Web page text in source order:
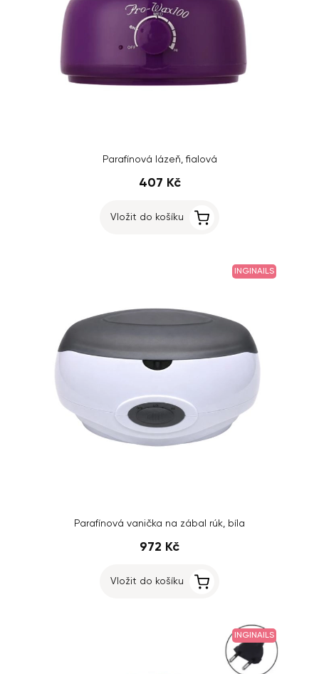
Parafínová lázeň, fialová
407 Kč
Vložit do košíku
INGINAILS
Parafínová vanička na zábal rúk, bíla
972 Kč
Vložit do košíku
INGINAILS